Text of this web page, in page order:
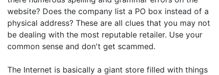
website? Does the company list a PO box instead of a
physical address? These are all clues that you may not
be dealing with the most reputable retailer. Use your
common sense and don't get scammed.
The Internet is basically a giant store filled with things